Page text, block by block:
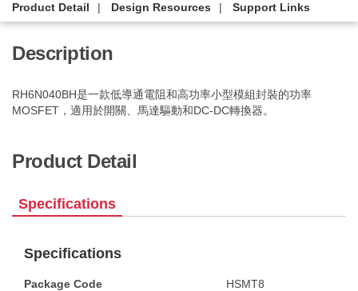
Product Detail Design Resources Support Links
Description
RH6N040BH是一款低導通電阻和高功率小型模組封裝的功率
MOSFET，適用於開關、馬達驅動和DC-DC轉換器。
Product Detail
Specifications
Specifications
Package Code HSMT8